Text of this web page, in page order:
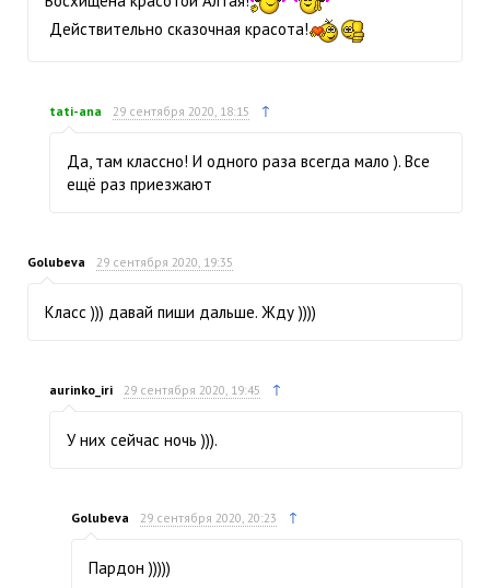
Действительно сказочная красота!
tati-ana 29 сентября 2020, 18:15 ↑
Да, там классно! И одного раза всегда мало ). Все
ещё раз приезжают
Golubeva 29 сентября 2020, 19:35
Класс ))) давай пиши дальше. Жду ))))
aurinko_iri 29 сентября 2020, 19:45 ↑
У них сейчас ночь ))).
Golubeva 29 сентября 2020, 20:23 ↑
Пардон )))))